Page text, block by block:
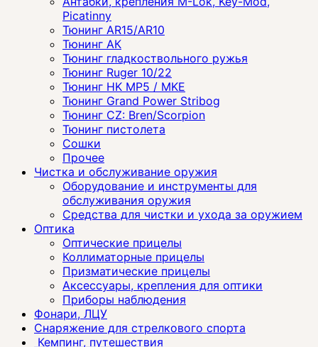
Picatinny
Тюнинг AR15/AR10
Тюнинг АК
Тюнинг гладкоствольного ружья
Тюнинг Ruger 10/22
Тюнинг HK MP5 / MKE
Тюнинг Grand Power Stribog
Тюнинг CZ: Bren/Scorpion
Тюнинг пистолета
Сошки
Прочее
Чистка и обслуживание оружия
Оборудование и инструменты для
обслуживания оружия
Средства для чистки и ухода за оружием
Оптика
Оптические прицелы
Коллиматорные прицелы
Призматические прицелы
Аксессуары, крепления для оптики
Приборы наблюдения
Фонари, ЛЦУ
Снаряжение для стрелкового спорта
Кемпинг, путешествия